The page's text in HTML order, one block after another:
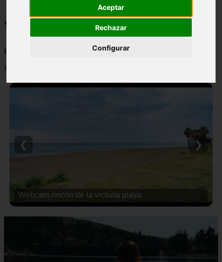
Aceptar
Rechazar
Configurar
Viajes y turismo
Blog sobre viajes y turismo, nacional e internacional, caro y barato
Mostrando 1 - 24 de 502 artículos
Webcam rincón de la victoria playa
❮ ❯